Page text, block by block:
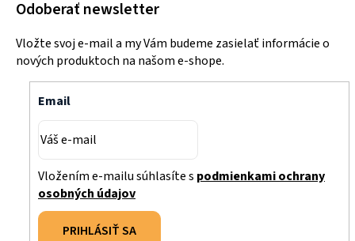
Odoberať newsletter
Vložte svoj e-mail a my Vám budeme zasielať informácie o
nových produktoch na našom e-shope.
Email
Vložením e-mailu súhlasíte s podmienkami ochrany
osobných údajov
PRIHLÁSIŤ SA